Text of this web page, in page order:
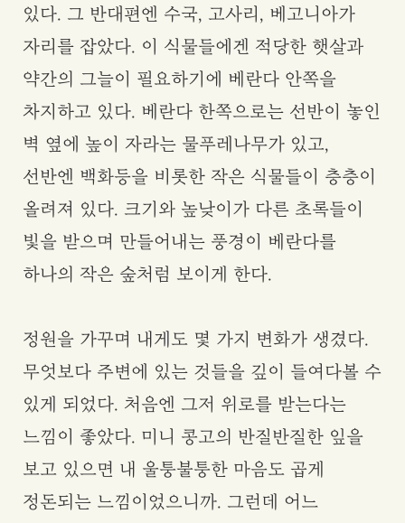
있다. 그 반대편엔 수국, 고사리, 베고니아가
자리를 잡았다. 이 식물들에겐 적당한 햇살과
약간의 그늘이 필요하기에 베란다 안쪽을
차지하고 있다. 베란다 한쪽으로는 선반이 놓인
벽 옆에 높이 자라는 물푸레나무가 있고,
선반엔 백화등을 비롯한 작은 식물들이 층층이
올려져 있다. 크기와 높낮이가 다른 초록들이
빛을 받으며 만들어내는 풍경이 베란다를
하나의 작은 숲처럼 보이게 한다.
정원을 가꾸며 내게도 몇 가지 변화가 생겼다.
무엇보다 주변에 있는 것들을 깊이 들여다볼 수
있게 되었다. 처음엔 그저 위로를 받는다는
느낌이 좋았다. 미니 콩고의 반질반질한 잎을
보고 있으면 내 울퉁불퉁한 마음도 곱게
정돈되는 느낌이었으니까. 그런데 어느